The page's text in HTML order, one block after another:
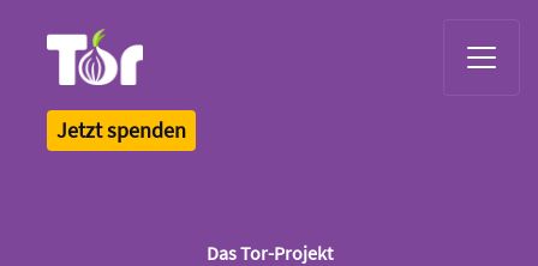
Jetzt spenden
Das Tor-Projekt